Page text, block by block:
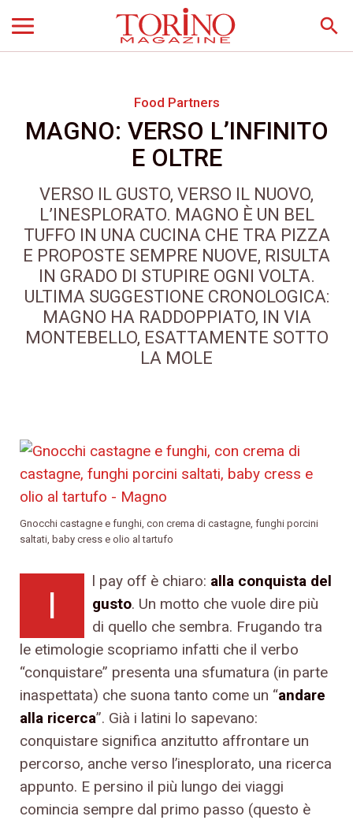
search
Food Partners
MAGNO: VERSO L’INFINITO
E OLTRE
VERSO IL GUSTO, VERSO IL NUOVO,
L’INESPLORATO. MAGNO È UN BEL
TUFFO IN UNA CUCINA CHE TRA PIZZA
E PROPOSTE SEMPRE NUOVE, RISULTA
IN GRADO DI STUPIRE OGNI VOLTA.
ULTIMA SUGGESTIONE CRONOLOGICA:
MAGNO HA RADDOPPIATO, IN VIA
MONTEBELLO, ESATTAMENTE SOTTO
LA MOLE
Gnocchi castagne e funghi, con crema di castagne, funghi porcini
saltati, baby cress e olio al tartufo
I
l pay off è chiaro: alla conquista del
gusto. Un motto che vuole dire più
di quello che sembra. Frugando tra
le etimologie scopriamo infatti che il verbo
“conquistare” presenta una sfumatura (in parte
inaspettata) che suona tanto come un “andare
alla ricerca”. Già i latini lo sapevano:
conquistare significa anzitutto affrontare un
percorso, anche verso l’inesplorato, una ricerca
appunto. E persino il più lungo dei viaggi
comincia sempre dal primo passo (questo è